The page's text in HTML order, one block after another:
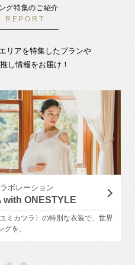
グ特集のご紹介
REPORT
リアを特集したプランや
し情報をお届け！
ボレーション
with ONESTYLE
ミカツラ〉の特別な衣装で、世界
グを。